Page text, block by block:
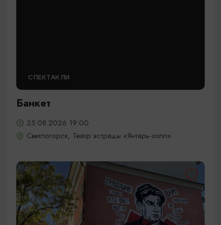
СПЕКТАКЛИ
Банкет
25.08.2026 19:00
Светлогорск, Театр эстрады «Янтарь-холл»